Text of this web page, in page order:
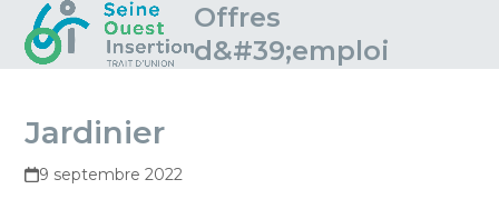
content
Open
mobile
Close
mobile
Offres
d&#39;emploi
Jardinier
9 septembre 2022